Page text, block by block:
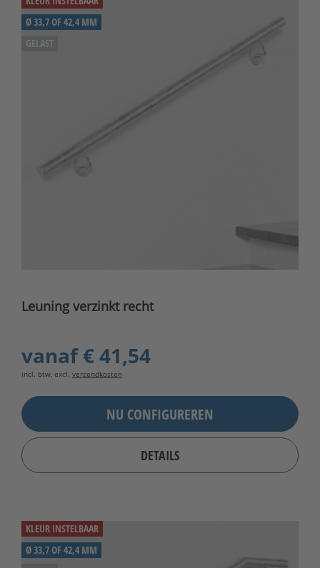
Ø 33,7 OF 42,4 MM
GELAST
Leuning verzinkt recht
vanaf€ 41,54
incl. btw, excl. verzendkosten
NU CONFIGUREREN
DETAILS
KLEUR INSTELBAAR
Ø 33,7 OF 42,4 MM